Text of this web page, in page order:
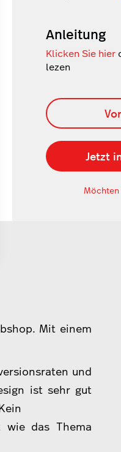
Anleitung
Klicken Sie hier
lezen
Jetzt
Möchten
Mit einem
und
ist sehr gut
das Thema